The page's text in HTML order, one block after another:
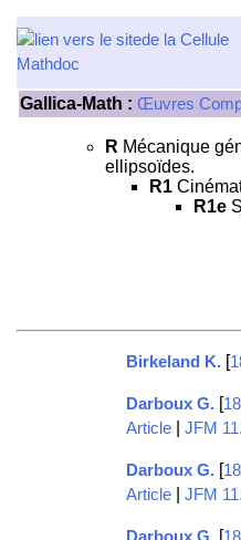
Gallica-Math : Œuvres
R Mécanique
ellipsoïdes.
R1
R1e
Birkeland K. [
Darboux G. [
Article| JFM
Darboux G. [
Article| JFM